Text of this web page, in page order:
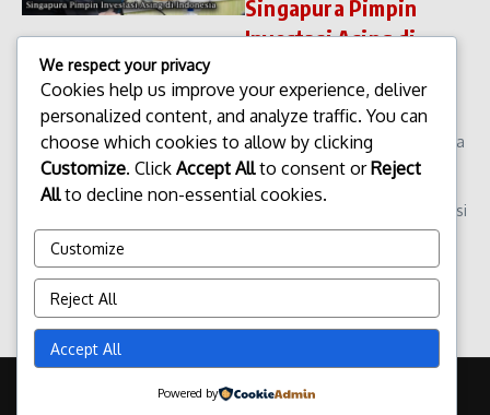
Singapura Pimpin
Investasi Asing di
Singapura Pimpin Investasi
Asing di Indonesia. Singapura
kembali menegaskan posisinya
sebagai negara dengan
realisasi investasi asing
terbesar di Indonesia. Dominasi
ini mencerminkan kuatnya
admin Januari 31, 2026
Read More
Copyright © 2026 Update Terbaru Bali Portal News | Powered by
We respect your privacy
Cookies help us improve your experience, deliver
personalized content, and analyze traffic. You can
choose which cookies to allow by clicking
Customize. Click Accept Allto consent orReject
Allto decline non-essential cookies.
Customize
Reject All
Accept All
Powered by